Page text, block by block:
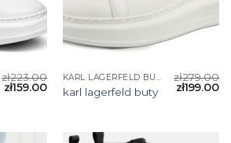
zł223.00
zł159.00
KARL LAGERFELD BUTY
karl lagerfeld buty
zł279.00
zł199.00